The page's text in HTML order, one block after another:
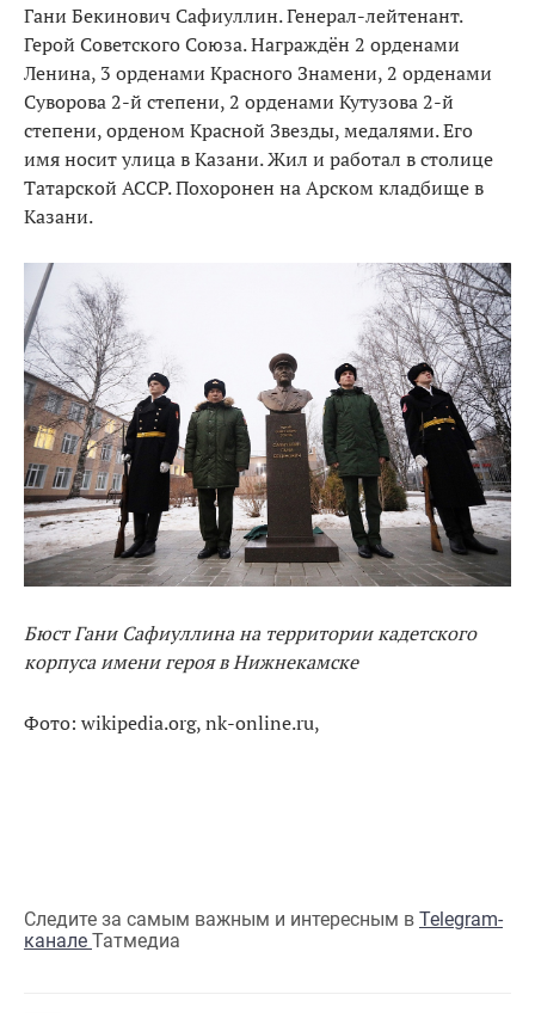
Гани Бекинович Сафиуллин. Генерал-лейтенант.
Герой Советского Союза. Награждён 2 орденами
Ленина, 3 орденами Красного Знамени, 2 орденами
Суворова 2-й степени, 2 орденами Кутузова 2-й
степени, орденом Красной Звезды, медалями. Его
имя носит улица в Казани. Жил и работал в столице
Татарской АССР. Похоронен на Арском кладбище в
Казани.
Бюст Гани Сафиуллина на территории кадетского
корпуса имени героя в Нижнекамске
Фото: wikipedia.org, nk-online.ru,
Следите за самым важным и интересным в Telegram-
канале Татмедиа